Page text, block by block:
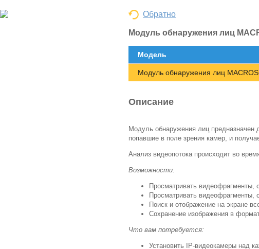
Обратно
Модуль обнаружения лиц
Модель
Модуль обнаружения лиц
Описание
Модуль обнаружения лиц предназначен
попавшие в поле зрения камер, и
Анализ видеопотока происходит во
Возможности:
Просматривать видеофрагменты,
Просматривать видеофрагменты,
Поиск и отображение на экране
Сохранение изображения в
Что вам потребуется:
Установить IP-видеокамеры над